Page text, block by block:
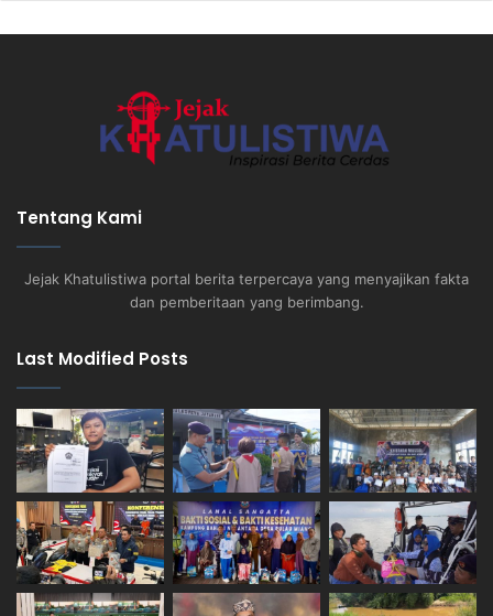
Tentang Kami
Jejak Khatulistiwa portal berita terpercaya yang menyajikan fakta
dan pemberitaan yang berimbang.
Last Modified Posts